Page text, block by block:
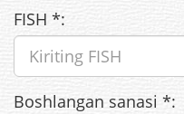
FISH *:
Boshlangan sanasi *: